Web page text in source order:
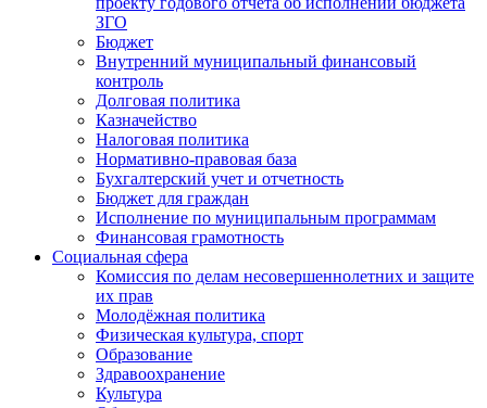
ЗГО
Бюджет
Внутренний муниципальный финансовый
контроль
Долговая политика
Казначейство
Налоговая политика
Нормативно-правовая база
Бухгалтерский учет и отчетность
Бюджет для граждан
Исполнение по муниципальным программам
Финансовая грамотность
Социальная сфера
Комиссия по делам несовершеннолетних и защите
их прав
Молодёжная политика
Физическая культура, спорт
Образование
Здравоохранение
Культура